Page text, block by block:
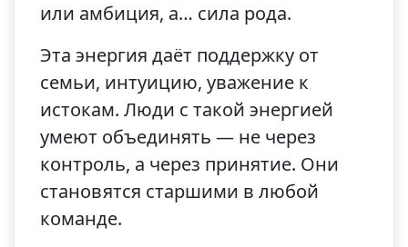
или амбиция, а… сила рода.
Эта энергия даёт поддержку от
семьи, интуицию, уважение к
истокам. Люди с такой энергией
умеют объединять — не через
контроль, а через принятие. Они
становятся старшими в любой
команде.